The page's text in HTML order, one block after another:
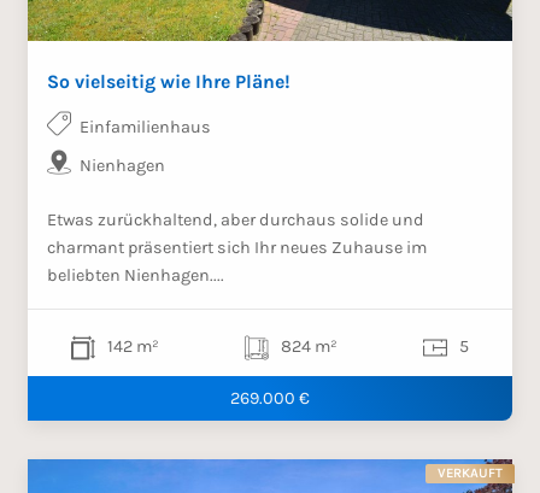
So vielseitig wie Ihre Pläne!
Einfamilienhaus
Nienhagen
Etwas zurückhaltend, aber durchaus solide und
charmant präsentiert sich Ihr neues Zuhause im
beliebten Nienhagen....
142 m² 824 m² 5
269.000 €
VERKAUFT